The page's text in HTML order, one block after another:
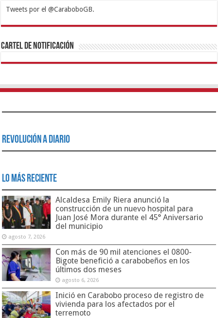
Tweets por el @CaraboboGB.
1xbetBetturkeyBetistKralbetSupertotobetTipobetMatadorbetMariobet
https://mvbcasino.com/
Cartel de Notificación
Revolución a Diario
Lo Más Reciente
Alcaldesa Emily Riera anunció la
construcción de un nuevo hospital para
Juan José Mora durante el 45° Aniversario
del municipio
agosto 7, 2026
Con más de 90 mil atenciones el 0800-
Bigote benefició a carabobeños en los
últimos dos meses
agosto 6, 2026
Inició en Carabobo proceso de registro de
vivienda para los afectados por el
terremoto